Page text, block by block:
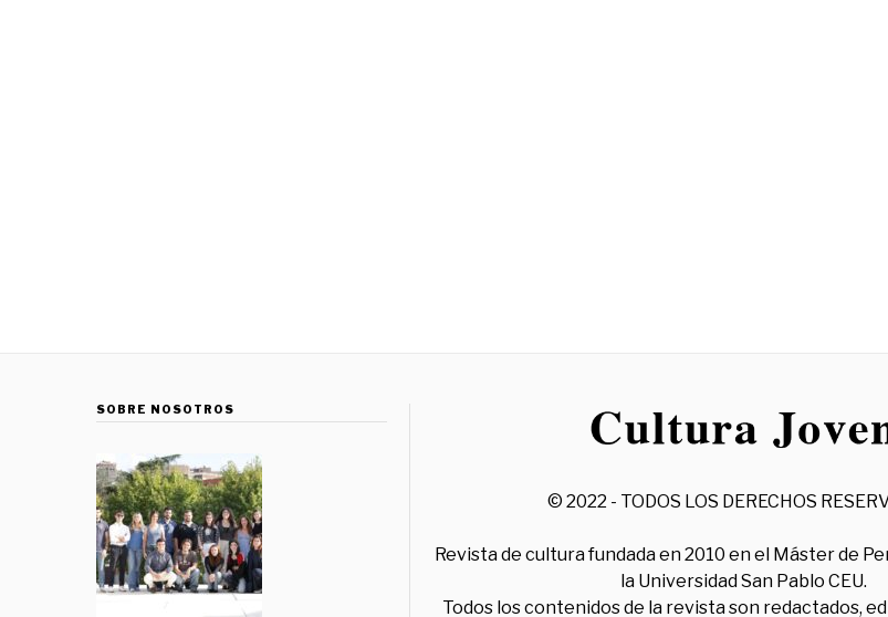
SOBRE NOSOTROS
© 2022 - TODOS LOS DERECHOS
Revista de cultura fundada en 2010 en el Máster de
la Universidad San Pablo CEU.
Todos los contenidos de la revista son redactados,